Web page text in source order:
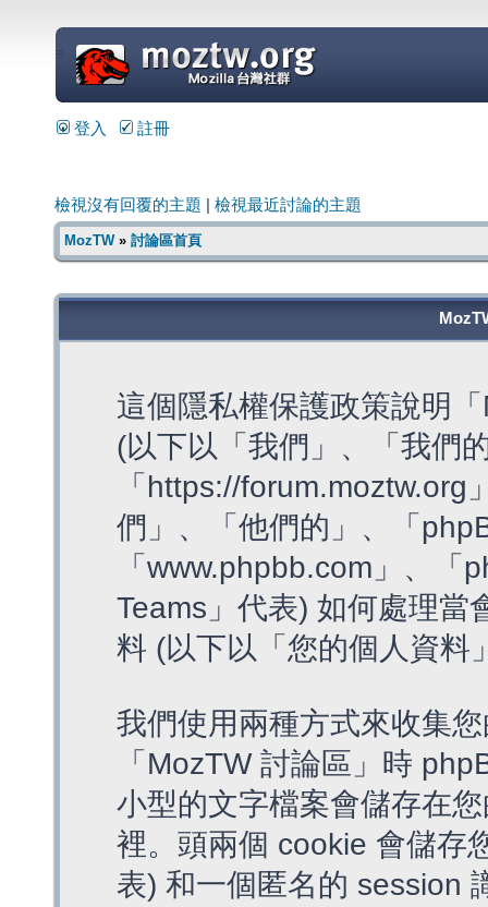
=
登入 註冊
檢視沒有回覆的主題 檢視最近討論的主題
MozTW» 討論區首頁
這個隱私權保護政策說明
(以下以「我們」、「我們
「https://
們」、「他們的」、「
「www.phpbb.com」、
Teams」代表) 如何處理當
料 (以下以「您的個人資料
我們使用兩種方式來收集
「MozTW 討論區」時
小型的文字檔案會儲存在
裡。頭兩個 cookie 會儲存
表) 和一個匿名的 session